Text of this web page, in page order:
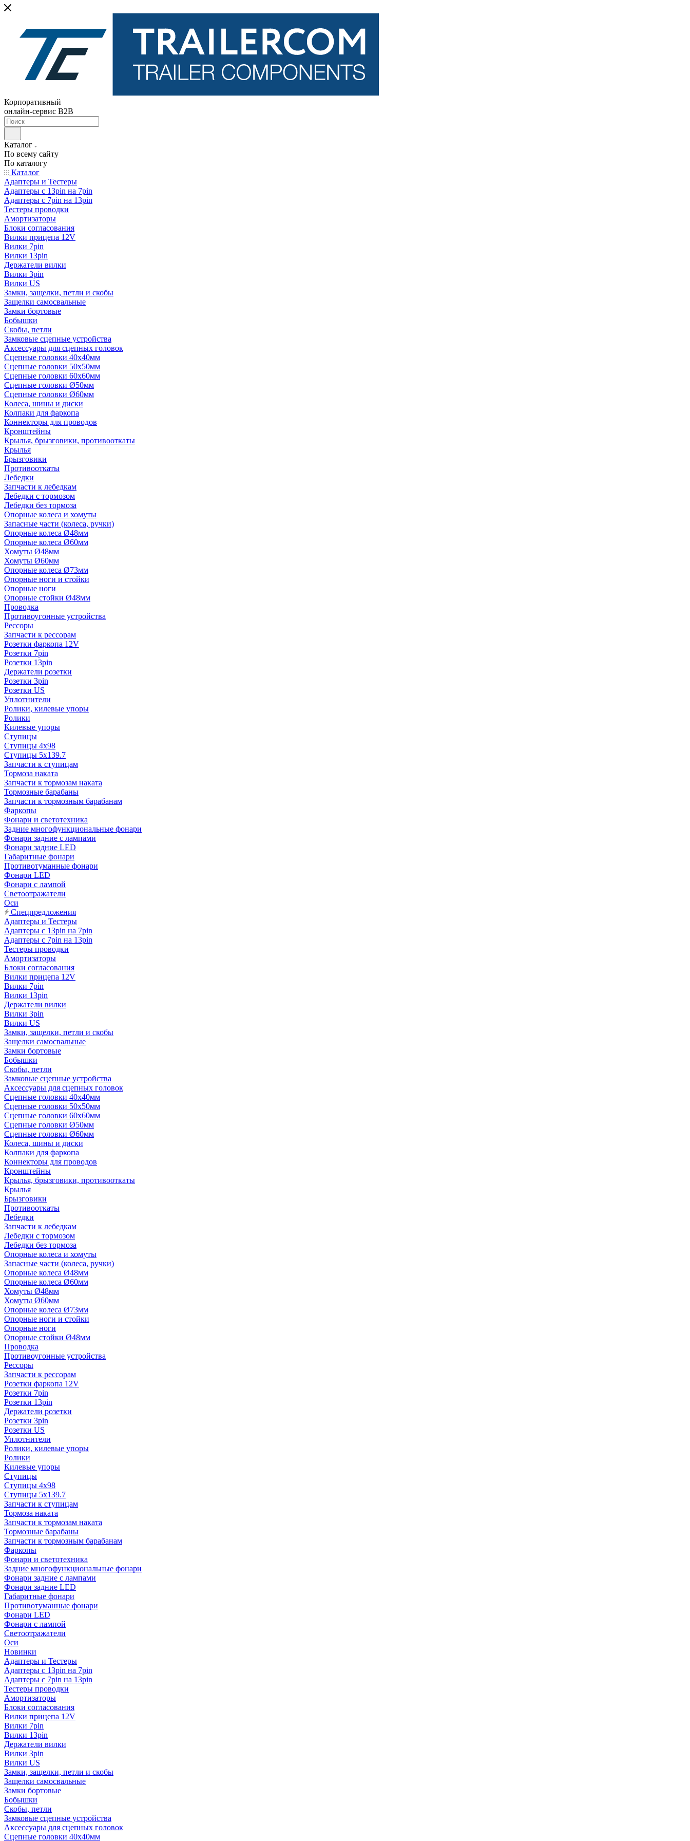
Корпоративный
онлайн-сервис B2B
Каталог
По всему сайту
По каталогу
Каталог
Адаптеры и Тестеры
Адаптеры с 13pin на 7pin
Адаптеры с 7pin на 13pin
Тестеры проводки
Амортизаторы
Блоки согласования
Вилки прицепа 12V
Вилки 7pin
Вилки 13pin
Держатели вилки
Вилки 3pin
Вилки US
Замки, защелки, петли и скобы
Защелки самосвальные
Замки бортовые
Бобышки
Скобы, петли
Замковые сцепные устройства
Аксессуары для сцепных головок
Сцепные головки 40x40мм
Сцепные головки 50x50мм
Сцепные головки 60x60мм
Сцепные головки Ø50мм
Сцепные головки Ø60мм
Колеса, шины и диски
Колпаки для фаркопа
Коннекторы для проводов
Кронштейны
Крылья, брызговики, противооткаты
Крылья
Брызговики
Противооткаты
Лебедки
Запчасти к лебедкам
Лебедки с тормозом
Лебедки без тормоза
Опорные колеса и хомуты
Запасные части (колеса, ручки)
Опорные колеса Ø48мм
Опорные колеса Ø60мм
Хомуты Ø48мм
Хомуты Ø60мм
Опорные колеса Ø73мм
Опорные ноги и стойки
Опорные ноги
Опорные стойки Ø48мм
Проводка
Противоугонные устройства
Рессоры
Запчасти к рессорам
Розетки фаркопа 12V
Розетки 7pin
Розетки 13pin
Держатели розетки
Розетки 3pin
Розетки US
Уплотнители
Ролики, килевые упоры
Ролики
Килевые упоры
Ступицы
Ступицы 4x98
Ступицы 5x139.7
Запчасти к ступицам
Тормоза наката
Запчасти к тормозам наката
Тормозные барабаны
Запчасти к тормозным барабанам
Фаркопы
Фонари и светотехника
Задние многофункциональные фонари
Фонари задние с лампами
Фонари задние LED
Габаритные фонари
Противотуманные фонари
Фонари LED
Фонари с лампой
Светоотражатели
Оси
Спецпредложения
Адаптеры и Тестеры
Адаптеры с 13pin на 7pin
Адаптеры с 7pin на 13pin
Тестеры проводки
Амортизаторы
Блоки согласования
Вилки прицепа 12V
Вилки 7pin
Вилки 13pin
Держатели вилки
Вилки 3pin
Вилки US
Замки, защелки, петли и скобы
Защелки самосвальные
Замки бортовые
Бобышки
Скобы, петли
Замковые сцепные устройства
Аксессуары для сцепных головок
Сцепные головки 40x40мм
Сцепные головки 50x50мм
Сцепные головки 60x60мм
Сцепные головки Ø50мм
Сцепные головки Ø60мм
Колеса, шины и диски
Колпаки для фаркопа
Коннекторы для проводов
Кронштейны
Крылья, брызговики, противооткаты
Крылья
Брызговики
Противооткаты
Лебедки
Запчасти к лебедкам
Лебедки с тормозом
Лебедки без тормоза
Опорные колеса и хомуты
Запасные части (колеса, ручки)
Опорные колеса Ø48мм
Опорные колеса Ø60мм
Хомуты Ø48мм
Хомуты Ø60мм
Опорные колеса Ø73мм
Опорные ноги и стойки
Опорные ноги
Опорные стойки Ø48мм
Проводка
Противоугонные устройства
Рессоры
Запчасти к рессорам
Розетки фаркопа 12V
Розетки 7pin
Розетки 13pin
Держатели розетки
Розетки 3pin
Розетки US
Уплотнители
Ролики, килевые упоры
Ролики
Килевые упоры
Ступицы
Ступицы 4x98
Ступицы 5x139.7
Запчасти к ступицам
Тормоза наката
Запчасти к тормозам наката
Тормозные барабаны
Запчасти к тормозным барабанам
Фаркопы
Фонари и светотехника
Задние многофункциональные фонари
Фонари задние с лампами
Фонари задние LED
Габаритные фонари
Противотуманные фонари
Фонари LED
Фонари с лампой
Светоотражатели
Оси
Новинки
Адаптеры и Тестеры
Адаптеры с 13pin на 7pin
Адаптеры с 7pin на 13pin
Тестеры проводки
Амортизаторы
Блоки согласования
Вилки прицепа 12V
Вилки 7pin
Вилки 13pin
Держатели вилки
Вилки 3pin
Вилки US
Замки, защелки, петли и скобы
Защелки самосвальные
Замки бортовые
Бобышки
Скобы, петли
Замковые сцепные устройства
Аксессуары для сцепных головок
Сцепные головки 40x40мм